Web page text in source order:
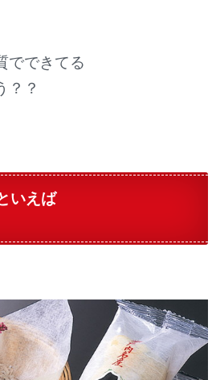
でできてる
？？
いえば